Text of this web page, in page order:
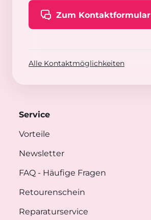
Zum Kontaktformular
Alle Kontaktmöglichkeiten
Service
Vorteile
Newsletter
FAQ - Häufige Fragen
Retourenschein
Reparaturservice